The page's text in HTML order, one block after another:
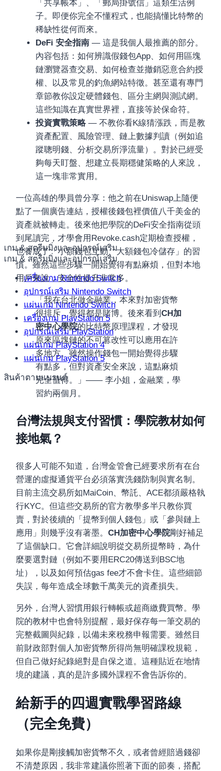
เกม & สตรีมมิ่งและอุปกรณ์เสริม
เกม & สตรีมมิ่งและอุปกรณ์เสริม
เครื่องเกม Nintendo Switch
อุปกรณ์เสริม Nintendo Switch
แผ่นเกม Nintendo Switch
เครื่องเกม PlayStation 5
อุปกรณ์เสริม PlayStation
แผ่นเกม PlayStation 4
แผ่นเกม PlayStation 5
สินค้าตามแบรนด์
「共享帳本」、「郵局掛號信」這類生活例
子。即便你完全不懂程式，也能搞懂比特幣的
稀缺性從何而來。
DeFi 安全指南 — 這是我個人最推薦的部分。
內容包括：如何辨識假錢包App、如何用區塊
鏈瀏覽器查交易、如何檢查並撤銷惡意合約授
權、以及常見的釣魚網站特徵。甚至還有專門
章節教你設定硬體錢包、區分主網與測試網。
這些知識在真實世界裡，直接等於保命符。
投資實戰策略 — 不教你看K線猜漲跌，而是教
資產配置、風險管理、鏈上數據判讀（例如追
蹤聰明錢、分析交易所淨流量）。對於已經受
夠每天盯盤、想建立長期穩健策略的人來說，
這一塊非常實用。
一位高雄的學員曾分享：他之前在Uniswap上隨便
點了一個廣告連結，授權後錢包裡價值八千美金的
資產就被轉走。後來他把學院的DeFi安全指南從頭
到尾讀完，才學會用Revoke.cash定期檢查授權，
也養成了「小額錢包互動、大額錢包冷儲存」的習
慣。雖然這些步驟一開始覺得有點麻煩，但對本地
用戶來說，安全性提升非常多。
「我在台北做金融業，本來對加密貨幣
很排斥，覺得都是賭博。後來看到 CH加
密中心學院的比特幣原理課程，才發現
原來區塊鏈的不可篡改性可以應用在許
多地方。雖然操作錢包一開始覺得步驟
有點多，但對資產安全來說，這點麻煩
完全值得。」—— 李小姐，金融業，學
習約兩個月。
台灣法規與支付習慣：學院教材如何
接地氣？
很多人可能不知道，台灣金管會已經要求所有在台
營運的虛擬通貨平台必須落實洗錢防制與實名制。
目前主流交易所如MaiCoin、幣託、ACE都須嚴格執
行KYC。但這些交易所的官方教學多半只教你買
賣，對於後續的「提幣到個人錢包」或「參與鏈上
應用」則幾乎沒有著墨。 CH加密中心學院剛好補足
了這個缺口。它會詳細說明從交易所提幣時，為什
麼要選對鏈（例如不要用ERC20傳送到BSC地
址），以及如何預估gas fee才不會卡住。這些細節
失誤，每年造成全球數千萬美元的資產損失。
另外，台灣人習慣用銀行轉帳或超商繳費買幣。學
院的教材中也會特別提醒，最好保存每一筆交易的
完整截圖與紀錄，以備未來稅務申報需要。雖然目
前財政部對個人加密貨幣所得尚無明確課稅規範，
但自己做好紀錄絕對是自保之道。這種貼近在地情
境的建議，真的是許多國外課程不會告訴你的。
給新手的四週實戰學習路線
（完全免費）
如果你是剛接觸加密貨幣不久，或者曾經賠過錢卻
不清楚原因，我非常建議你照著下面的節奏，搭配